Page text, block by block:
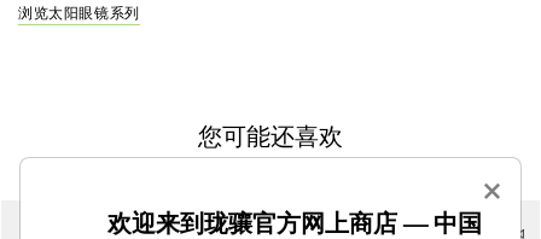
浏览太阳眼镜系列
您可能还喜欢
×
欢迎来到珑骧官方网上商店 — 中国